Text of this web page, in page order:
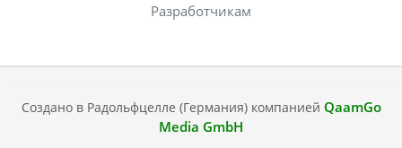
Разработчикам
Создано в Радольфцелле (Германия) компанией QaamGo
Media GmbH